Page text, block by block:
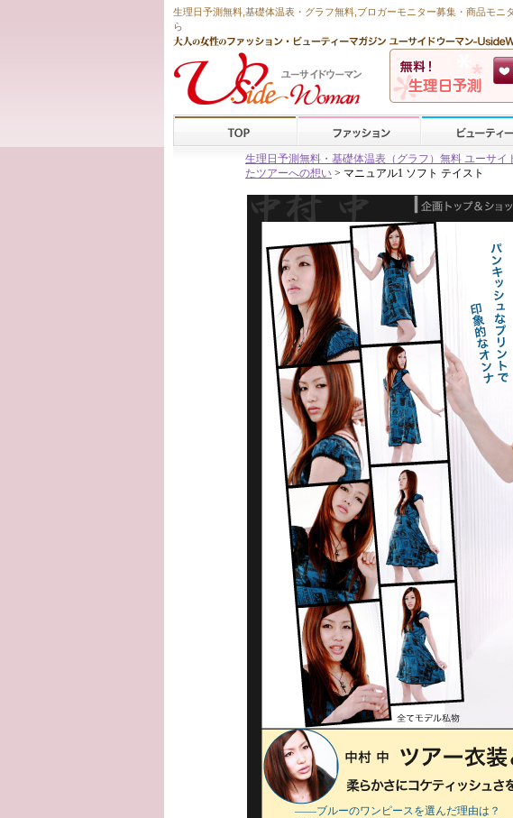
生理日予測無料 基礎体温表・グラフ無料 ,ブロガーモニター募集・商品モニ
ら
生理日予測無料・基礎体温表（グラフ）無料 ユーサイ
たツアーへの想い > マニュアル1 ソフト テイスト
——ブルーのワンピースを選んだ理由は？